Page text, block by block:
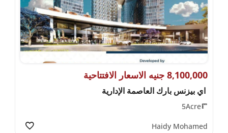
8,100,000 جنيه الاسعار الافتتاحية
اي بيزنس بارك العاصمة الإدارية
5Acre
Haidy Mohamed